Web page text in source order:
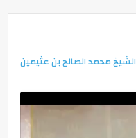
الشيخ محمد الصالح بن عثيمين